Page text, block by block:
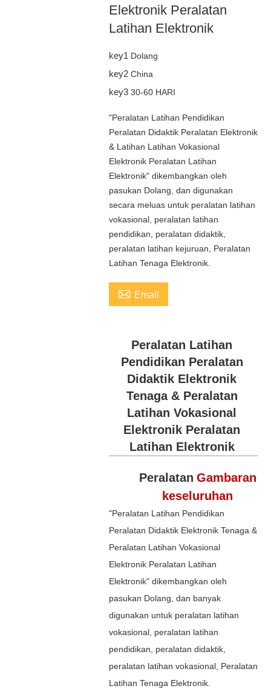
Elektronik Peralatan
Latihan Elektronik
key1 Dolang
key2 China
key3 30-60 HARI
"Peralatan Latihan Pendidikan
Peralatan Didaktik Peralatan Elektronik
& Latihan Latihan Vokasional
Elektronik Peralatan Latihan
Elektronik" dikembangkan oleh
pasukan Dolang, dan digunakan
secara meluas untuk peralatan latihan
vokasional, peralatan latihan
pendidikan, peralatan didaktik,
peralatan latihan kejuruan, Peralatan
Latihan Tenaga Elektronik.
 Email
Peralatan Latihan
Pendidikan Peralatan
Didaktik Elektronik
Tenaga & Peralatan
Latihan Vokasional
Elektronik Peralatan
Latihan Elektronik
Peralatan Gambaran
keseluruhan
"Peralatan Latihan Pendidikan
Peralatan Didaktik Elektronik Tenaga &
Peralatan Latihan Vokasional
Elektronik Peralatan Latihan
Elektronik" dikembangkan oleh
pasukan Dolang, dan banyak
digunakan untuk peralatan latihan
vokasional, peralatan latihan
pendidikan, peralatan didaktik,
peralatan latihan vokasional, Peralatan
Latihan Tenaga Elektronik.